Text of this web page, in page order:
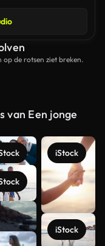
de rotsen ziet breken.
van Een jonge
iStock
iStock